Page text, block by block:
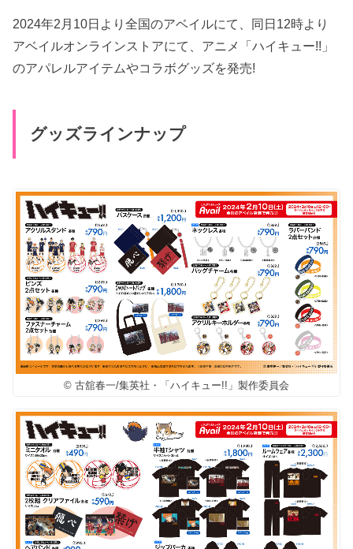
2024年2月10日より全国のアベイルにて、同日12時より
アベイルオンラインストアにて、アニメ「ハイキュー!!」
のアパレルアイテムやコラボグッズを発売!
グッズラインナップ
© 古舘春一/集英社・「ハイキュー!!」製作委員会